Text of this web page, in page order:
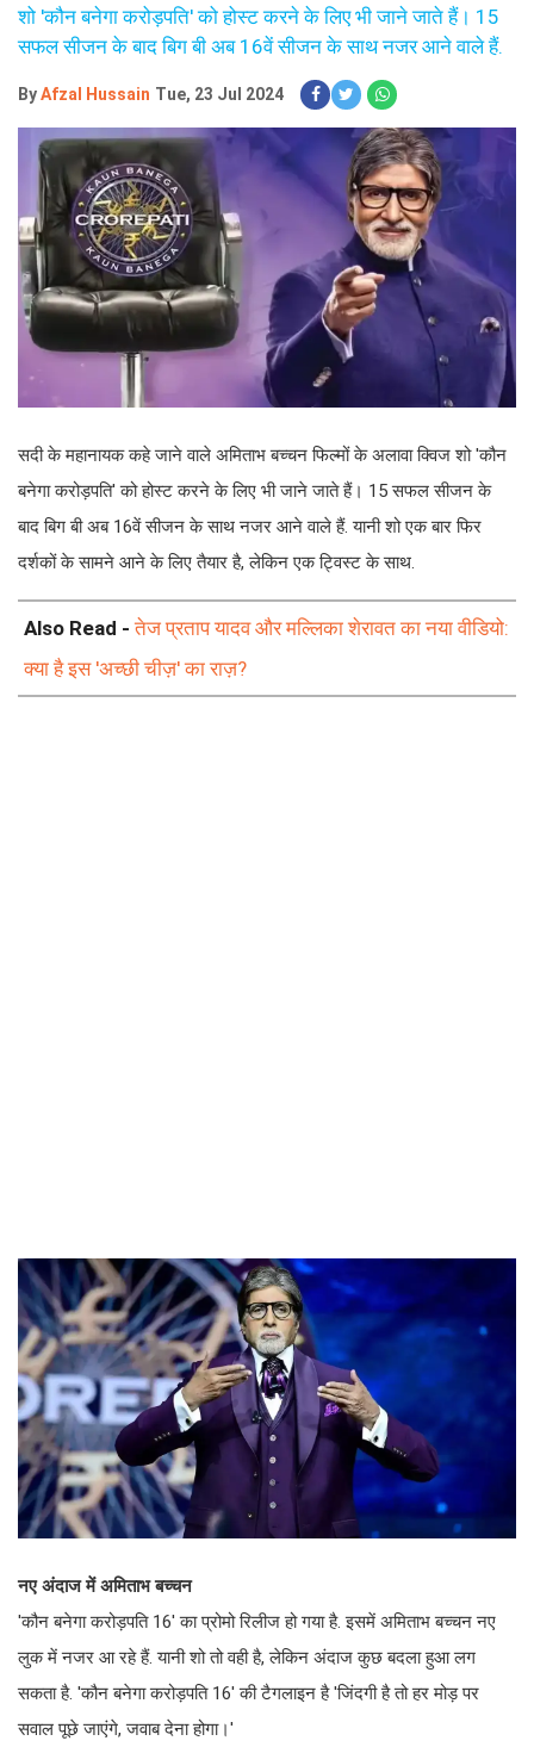
शो 'कौन बनेगा करोड़पति' को होस्ट करने के लिए भी जाने जाते हैं। 15
सफल सीजन के बाद बिग बी अब 16वें सीजन के साथ नजर आने वाले हैं.
ByAfzal Hussain Tue, 23 Jul 2024
सदी के महानायक कहे जाने वाले अमिताभ बच्चन फिल्मों के अलावा क्विज शो 'कौन
बनेगा करोड़पति' को होस्ट करने के लिए भी जाने जाते हैं। 15 सफल सीजन के
बाद बिग बी अब 16वें सीजन के साथ नजर आने वाले हैं. यानी शो एक बार फिर
दर्शकों के सामने आने के लिए तैयार है, लेकिन एक ट्विस्ट के साथ.
Also Read -तेज प्रताप यादव और मल्लिका शेरावत का नया वीडियो:
क्या है इस 'अच्छी चीज़' का राज़?
नए अंदाज में अमिताभ बच्चन
'कौन बनेगा करोड़पति 16' का प्रोमो रिलीज हो गया है. इसमें अमिताभ बच्चन नए
लुक में नजर आ रहे हैं. यानी शो तो वही है, लेकिन अंदाज कुछ बदला हुआ लग
सकता है. 'कौन बनेगा करोड़पति 16' की टैगलाइन है 'जिंदगी है तो हर मोड़ पर
सवाल पूछे जाएंगे, जवाब देना होगा।'